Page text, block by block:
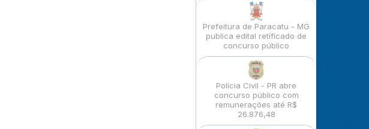
Prefeitura de Paracatu - MG
publica edital retificado de
concurso público
Polícia Civil - PR abre
concurso público com
remunerações até R$
26.876,48